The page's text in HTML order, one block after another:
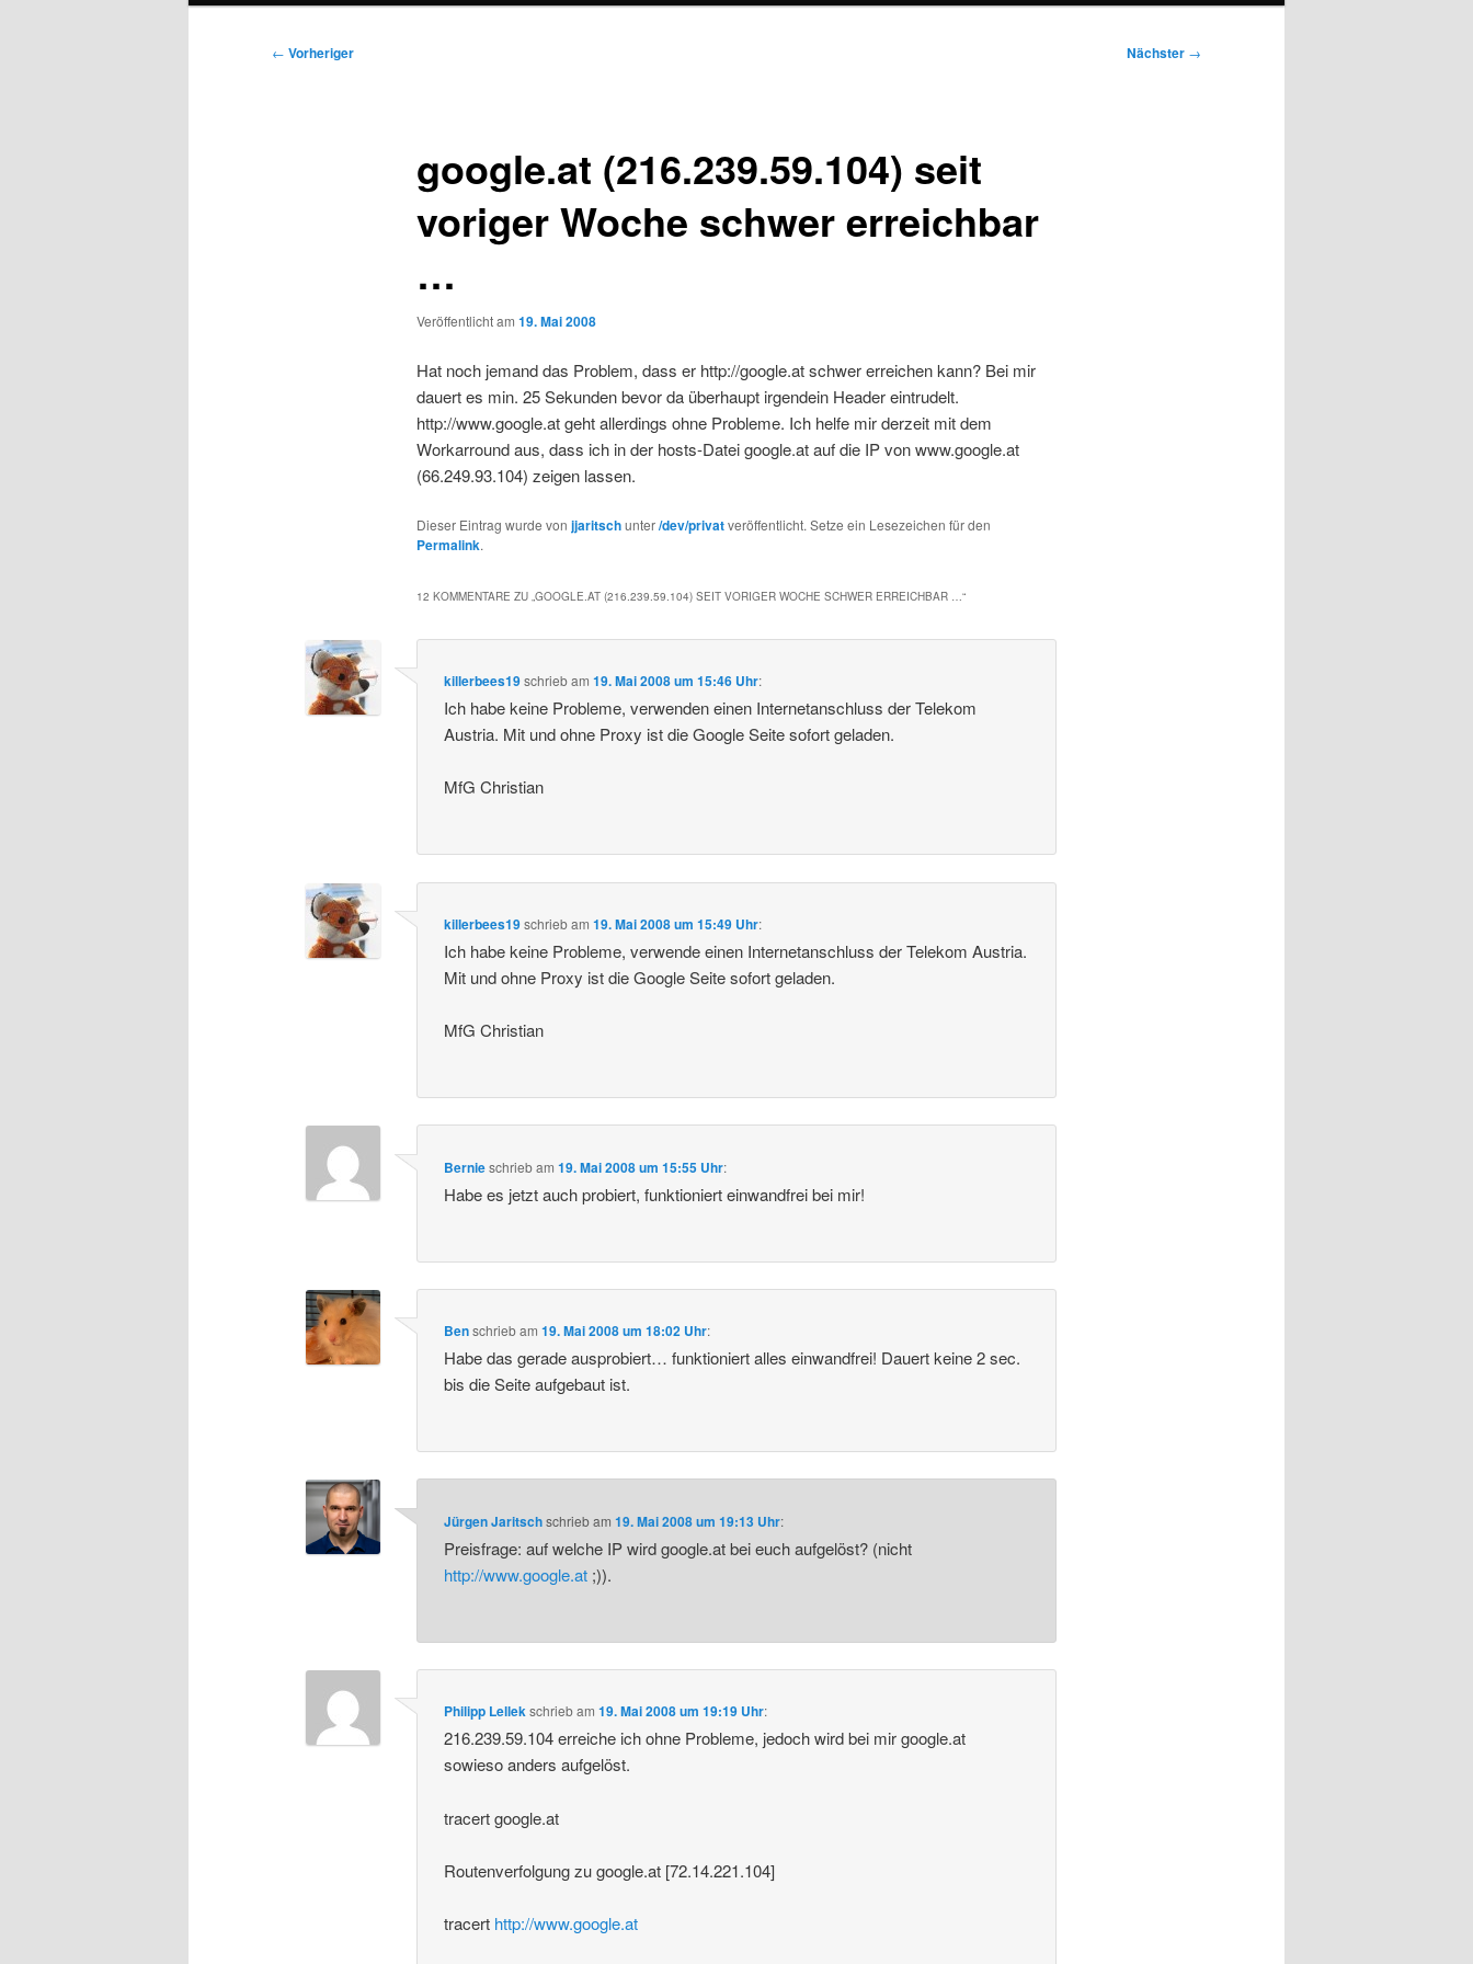
Beitragsnavigation
← Vorheriger Nächster →
google.at (216.239.59.104) seit
voriger Woche schwer erreichbar
…
Veröffentlicht am 19. Mai 2008
Hat noch jemand das Problem, dass er http://google.at schwer erreichen kann? Bei mir
dauert es min. 25 Sekunden bevor da überhaupt irgendein Header eintrudelt.
http://www.google.at geht allerdings ohne Probleme. Ich helfe mir derzeit mit dem
Workarround aus, dass ich in der hosts-Datei google.at auf die IP von www.google.at
(66.249.93.104) zeigen lassen.
Dieser Eintrag wurde von jjaritschunter/dev/privatveröffentlicht. Setze ein Lesezeichen für den
Permalink.
12 KOMMENTARE ZU „ GOOGLE.AT (216.239.59.104) SEIT VORIGER WOCHE SCHWER ERREICHBAR … “
killerbees19schriebam19. Mai 2008 um 15:46 Uhr:
Ich habe keine Probleme, verwenden einen Internetanschluss der Telekom
Austria. Mit und ohne Proxy ist die Google Seite sofort geladen.
MfG Christian
killerbees19schriebam19. Mai 2008 um 15:49 Uhr:
Ich habe keine Probleme, verwende einen Internetanschluss der Telekom Austria.
Mit und ohne Proxy ist die Google Seite sofort geladen.
MfG Christian
Bernieschriebam19. Mai 2008 um 15:55 Uhr:
Habe es jetzt auch probiert, funktioniert einwandfrei bei mir!
Benschriebam19. Mai 2008 um 18:02 Uhr:
Habe das gerade ausprobiert… funktioniert alles einwandfrei! Dauert keine 2 sec.
bis die Seite aufgebaut ist.
Jürgen Jaritschschriebam19. Mai 2008 um 19:13 Uhr:
Preisfrage: auf welche IP wird google.at bei euch aufgelöst? (nicht
http://www.google.at ;)).
Philipp Lellekschriebam19. Mai 2008 um 19:19 Uhr:
216.239.59.104 erreiche ich ohne Probleme, jedoch wird bei mir google.at
sowieso anders aufgelöst.
tracert google.at
Routenverfolgung zu google.at [72.14.221.104]
tracert http://www.google.at